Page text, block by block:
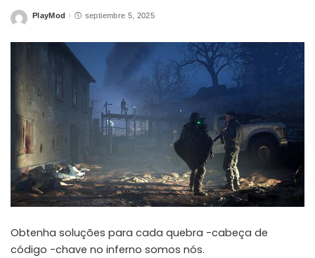
Posted
PlayMod septiembre 5, 2025
Obtenha soluções para cada quebra -cabeça de
código -chave no inferno somos nós.